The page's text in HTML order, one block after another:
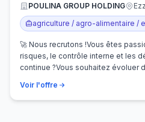
POULINA GROUP HOLDING
agriculture / agro-alimentaire /
🚀 Nous recrutons !Vous êtes
risques, le contrôle interne et les
continue ?Vous souhaitez évoluer
Voir l'offre